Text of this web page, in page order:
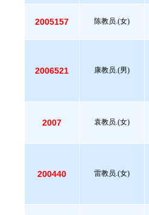
2005157 陈教员.(女)
2006521 康教员.(男)
2007 袁教员.(女)
200440 雷教员.(女)